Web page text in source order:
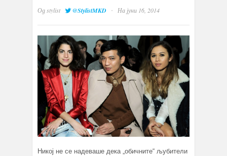
Одstylist @StylistMKD · На јуни 16, 2014
Никој не се надеваше дека „обичните“ љубители